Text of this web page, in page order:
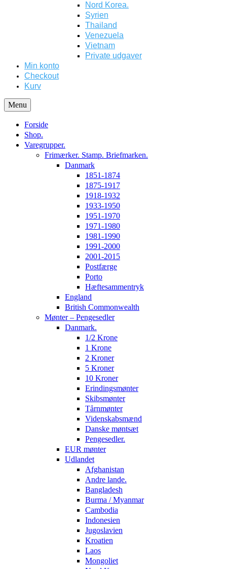
Nord Korea.
Syrien
Thailand
Venezuela
Vietnam
Private udgaver
Min konto
Checkout
Kurv
Menu
Forside
Shop.
Varegrupper.
Frimærker. Stamp. Briefmarken.
Danmark
1851-1874
1875-1917
1918-1932
1933-1950
1951-1970
1971-1980
1981-1990
1991-2000
2001-2015
Postfærge
Porto
Hæftesammentryk
England
British Commonwealth
Mønter – Pengesedler
Danmark.
1/2 Krone
1 Krone
2 Kroner
5 Kroner
10 Kroner
Erindingsmønter
Skibsmønter
Tårnmønter
Videnskabsmænd
Danske møntsæt
Pengesedler.
EUR mønter
Udlandet
Afghanistan
Andre lande.
Bangladesh
Burma / Myanmar
Cambodia
Indonesien
Jugoslavien
Kroatien
Laos
Mongoliet